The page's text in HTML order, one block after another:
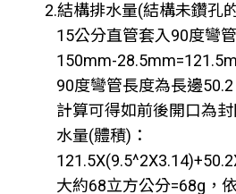
2.結構排水量(結構未鑽孔
15公分直管套入90度彎
150mm-
90度彎管長度為長邊50.2
計算可得如前後開口為
水量(體積)：
大約68立方公分=68g，